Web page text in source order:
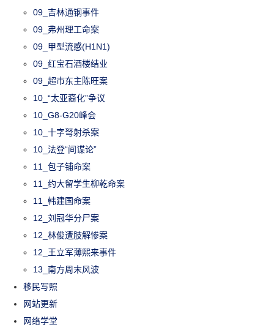
09_吉林通钢事件
09_弗州理工命案
09_甲型流感(H1N1)
09_红宝石酒楼结业
09_超市东主陈旺案
10_“太亚裔化”争议
10_G8-G20峰会
10_十字弩射杀案
10_法登“间谍论”
11_包子铺命案
11_约大留学生柳乾命案
11_韩建国命案
12_刘冠华分尸案
12_林俊遭肢解惨案
12_王立军薄熙来事件
13_南方周末风波
移民写照
网站更新
网络学堂